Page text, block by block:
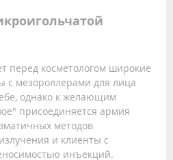
перед косметологом широкие
с мезороллерами для лица
однако к желающим
присоединяется армия
методов
и клиенты с
инъекций.